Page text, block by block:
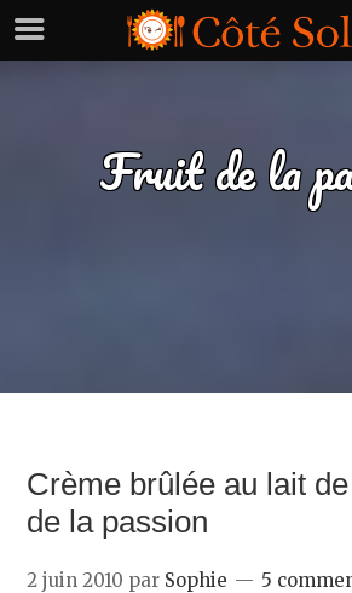
Fruit de la
Crème brûlée au lait
de la passion
2 juin 2010 par Sophie
5